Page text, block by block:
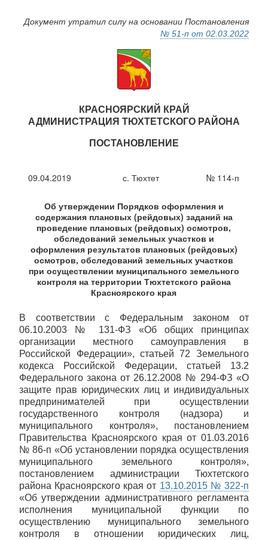
основному
Документ утратил силу на основании Постановления
№ 51-п от 02.03.2022
КРАСНОЯРСКИЙ КРАЙ
АДМИНИСТРАЦИЯ ТЮХТЕТСКОГО РАЙОНА
ПОСТАНОВЛЕНИЕ
09.04.2019 с. Тюхтет № 114-п
Об утверждении Порядков оформления и
содержания плановых (рейдовых) заданий на
проведение плановых (рейдовых) осмотров,
обследований земельных участков и
оформления результатов плановых (рейдовых)
осмотров, обследований земельных участков
при осуществлении муниципального земельного
контроля на территории Тюхтетского района
Красноярского края
В соответствии с Федеральным законом от
06.10.2003 № 131-ФЗ «Об общих принципах
организации местного самоуправления в
Российской Федерации», статьей 72 Земельного
кодекса Российской Федерации, статьей 13.2
Федерального закона от 26.12.2008 № 294-ФЗ «О
защите прав юридических лиц и индивидуальных
предпринимателей при осуществлении
государственного контроля (надзора) и
муниципального контроля», постановлением
Правительства Красноярского края от 01.03.2016
№ 86-п «Об установлении порядка осуществления
муниципального земельного контроля»,
постановлением администрации Тюхтетского
района Красноярского края от 13.10.2015 № 322-п
«Об утверждении административного регламента
исполнения муниципальной функции по
осуществлению муниципального земельного
контроля в отношении юридических лиц,